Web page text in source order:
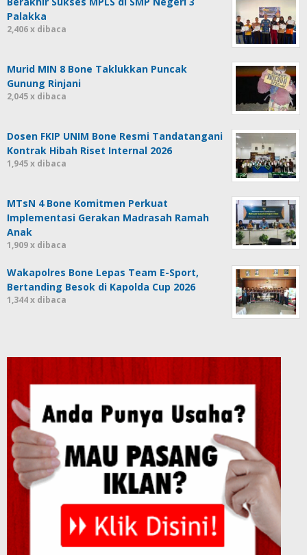
Palakka
2,406 x dibaca
Murid MIN 8 Bone Taklukkan Puncak
Gunung Rinjani
2,045 x dibaca
Dosen FKIP UNIM Bone Resmi Tandatangani
Kontrak Hibah Riset Internal 2026
1,945 x dibaca
MTsN 4 Bone Komitmen Perkuat
Implementasi Gerakan Madrasah Ramah
Anak
1,909 x dibaca
Wakapolres Bone Lepas Team E-Sport,
Bertanding Besok di Kapolda Cup 2026
1,344 x dibaca